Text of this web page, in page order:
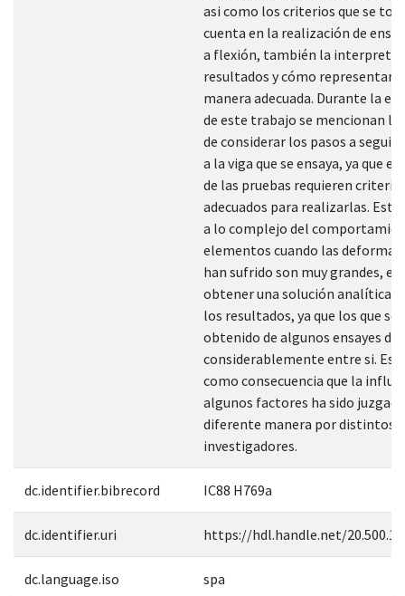
asi como los criterios que se
cuenta en la realización de
a flexión, también la
resultados y cómo representar-
manera adecuada. Durante la
de este trabajo se mencionan
de considerar los pasos a seguir
a la viga que se ensaya, ya que
de las pruebas requieren
adecuados para realizarlas. Esto
a lo complejo del
elementos cuando las
han sufrido son muy grandes,
obtener una solución analítica
los resultados, ya que los que se
obtenido de algunos ensayes
considerablemente entre si.
como consecuencia que la
algunos factores ha sido
diferente manera por distintos
investigadores.
dc.identifier.bibrecord IC88 H769a
dc.identifier.uri https://hdl.handle.net/
dc.language.iso spa